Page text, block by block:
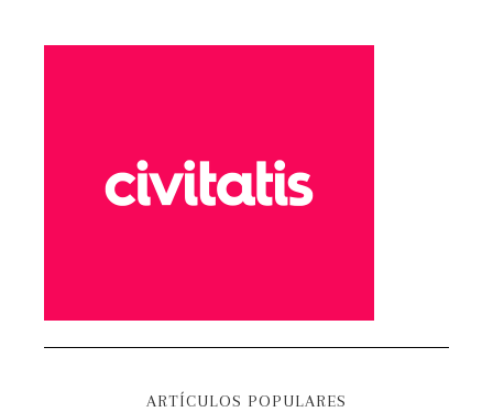
ARTÍCULOS POPULARES